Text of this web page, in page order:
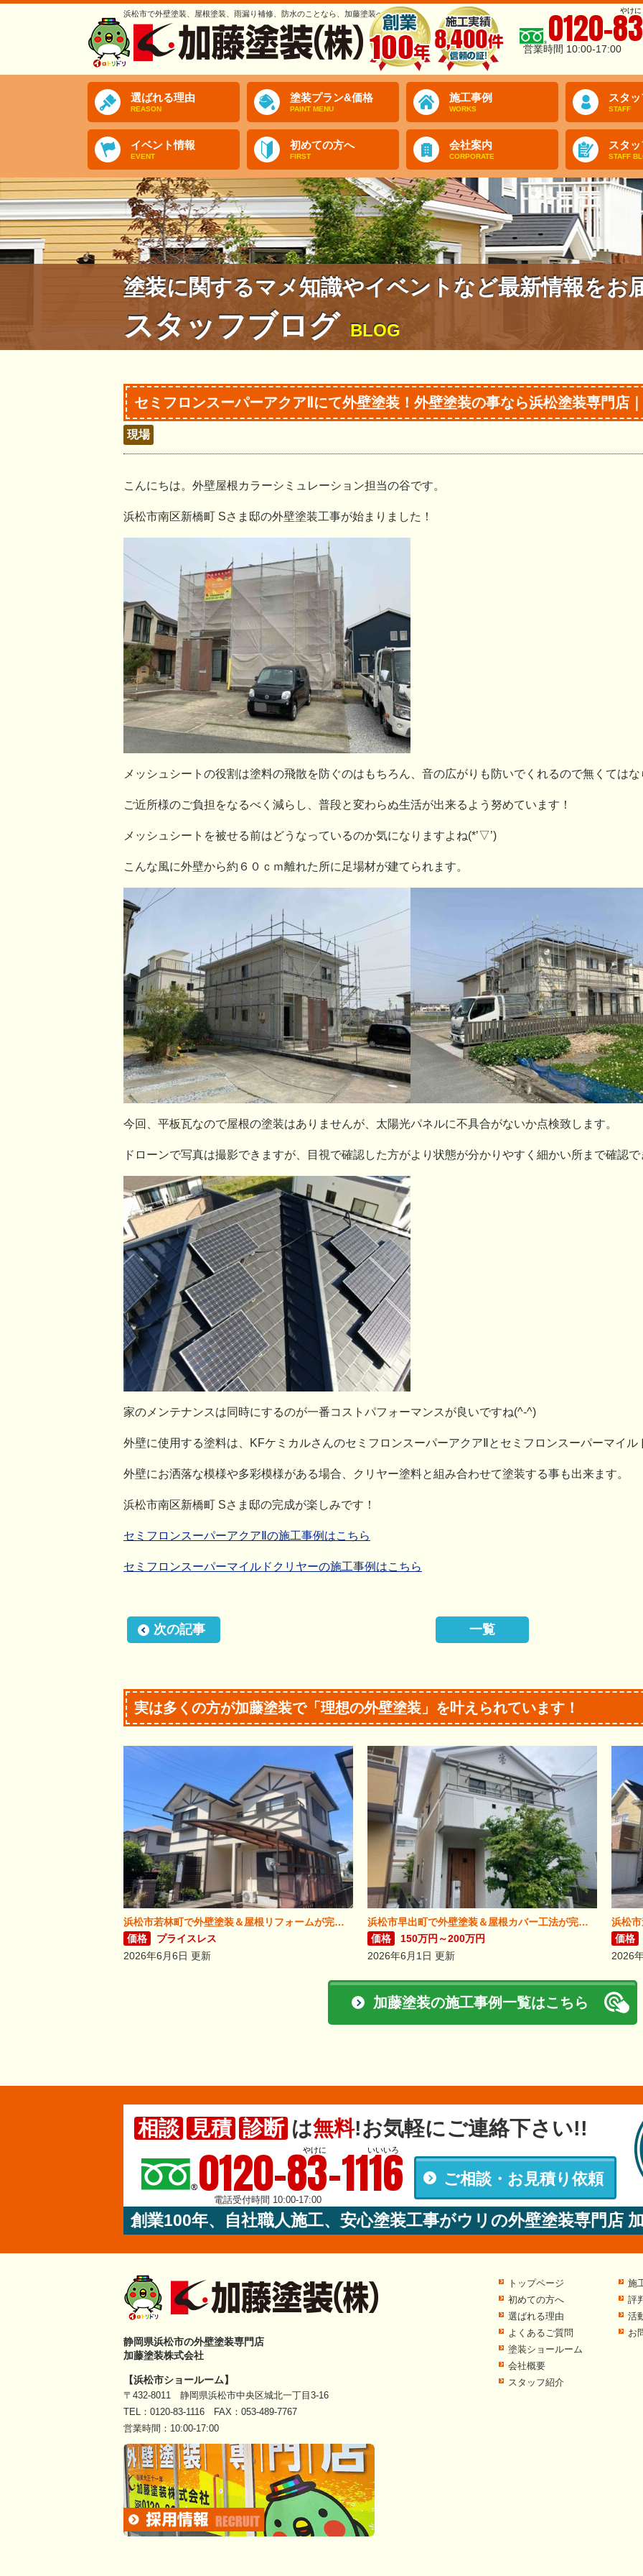
浜松市で外壁塗装、屋根塗装、雨漏り補修、防水のことなら、加藤塗装へ やけに
0120-
営業時間 10:00-17:00
選ばれる理由
REASON
塗装プラン&価格
PAINT MENU
施工事例
WORKS
スタ
STAFF
イベント情報
EVENT
初めての方へ
FIRST
会社案内
CORPORATE
スタ
STAFF
塗装に関するマメ知識やイベントなど最新情報をお
スタッフブログ BLOG
セミフロンスーパーアクアⅡにて外壁塗装！外壁塗装の事なら浜松塗装専門店
現場
こんにちは。外壁屋根カラーシミュレーション担当の谷です。
浜松市南区新橋町 Sさま邸の外壁塗装工事が始まりました！
メッシュシートの役割は塗料の飛散を防ぐのはもちろん、音の広がりも防いでくれるので無くては
ご近所様のご負担をなるべく減らし、普段と変わらぬ生活が出来るよう努めています！
メッシュシートを被せる前はどうなっているのか気になりますよね(*’▽’)
こんな風に外壁から約６０ｃｍ離れた所に足場材が建てられます。
今回、平板瓦なので屋根の塗装はありませんが、太陽光パネルに不具合がないか点検致します。
ドローンで写真は撮影できますが、目視で確認した方がより状態が分かりやすく細かい所まで確認
家のメンテナンスは同時にするのが一番コストパフォーマンスが良いですね(^-^)
外壁に使用する塗料は、KFケミカルさんのセミフロンスーパーアクアⅡとセミフロンスーパーマイル
外壁にお洒落な模様や多彩模様がある場合、クリヤー塗料と組み合わせて塗装する事も出来ます。
浜松市南区新橋町 Sさま邸の完成が楽しみです！
セミフロンスーパーアクアⅡの施工事例はこちら
セミフロンスーパーマイルドクリヤーの施工事例はこちら
次の記事 一覧
実は多くの方が加藤塗装で「理想の外壁塗装」を叶えられています！
浜松市若林町で外壁塗装＆屋根リフォームが完成！
価格
プライスレス
2026年6月6日 更新
浜松市早出町で外壁塗装＆屋根カバー工法が完成！
価格
150万円～200万円
2026年6月1日 更新
浜松
価格
2026
加藤塗装の施工事例一覧はこちら
相談 見積 診断 は無料!お気軽にご連絡下さい!!
やけに いいいろ
0120-83-1116
電話受付時間 10:00-17:00
ご相談・お見積り依頼
創業100年、自社職人施工、安心塗装工事がウリの外壁塗装専門店
静岡県浜松市の外壁塗装専門店
加藤塗装株式会社
【浜松市ショールーム】
〒432-8011 静岡県浜松市中央区城北一丁目3-16
TEL： 0120-83-1116 FAX：053-489-7767
営業時間：10:00-17:00
トップページ
初めての方へ
選ばれる理由
よくあるご質問
塗装ショールーム
会社概要
スタッフ紹介
施
評
活
お